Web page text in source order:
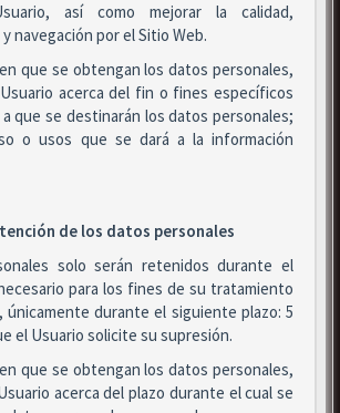
así como mejorar la calidad,
navegación por el Sitio Web.
que se obtengan los datos personales,
acerca del fin o fines específicos
que se destinarán los datos personales;
o usos que se dará a la información
de los datos personales
solo serán retenidos durante el
para los fines de su tratamiento
únicamente durante el siguiente plazo: 5
el Usuario solicite su supresión.
que se obtengan los datos personales,
acerca del plazo durante el cual se